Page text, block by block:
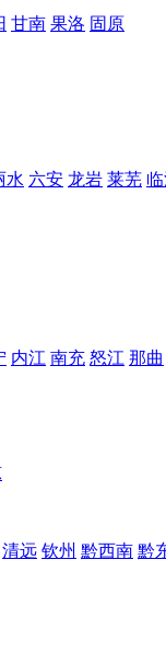
甘南 果洛 固原
水 六安 龙岩 莱芜
内江 南充 怒江 那曲
清远 钦州 黔西南 黔